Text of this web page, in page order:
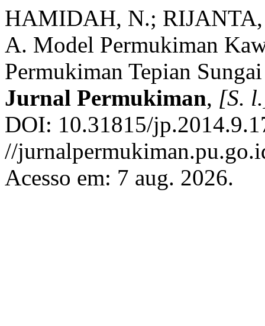
HAMIDAH, N.;
A. Model Permukiman
Permukiman Tepian
Jurnal Permukiman, [S.
DOI: 10.31815/
//
Acesso em: 7 aug. 2026.